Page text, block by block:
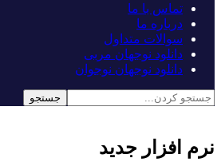
تماس با ما
درباره ما
سوالات متداول
دانلود نوجهان مربی
دانلود نوجهان نوجوان
نرم افزار جدید